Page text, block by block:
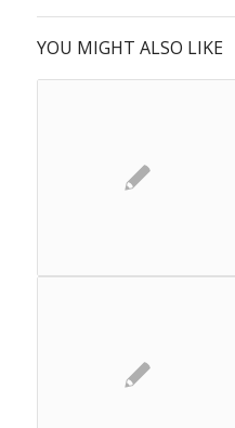
YOU MIGHT ALSO LIKE